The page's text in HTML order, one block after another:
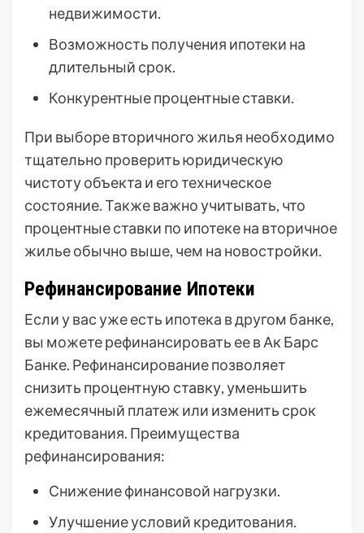
недвижимости.
Возможность получения ипотеки на
длительный срок.
Конкурентные процентные ставки.
При выборе вторичного жилья необходимо
тщательно проверить юридическую
чистоту объекта и его техническое
состояние. Также важно учитывать, что
процентные ставки по ипотеке на вторичное
жилье обычно выше, чем на новостройки.
Рефинансирование Ипотеки
Если у вас уже есть ипотека в другом банке,
вы можете рефинансировать ее в Ак Барс
Банке. Рефинансирование позволяет
снизить процентную ставку, уменьшить
ежемесячный платеж или изменить срок
кредитования. Преимущества
рефинансирования:
Снижение финансовой нагрузки.
Улучшение условий кредитования.